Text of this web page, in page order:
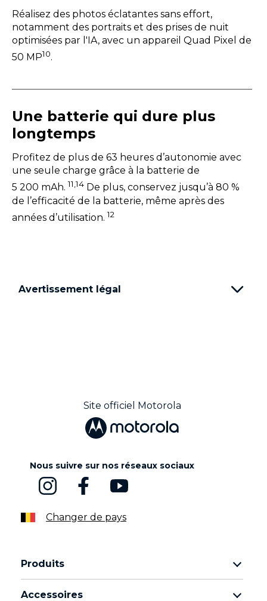
Réalisez des photos éclatantes sans effort,
notamment des portraits et des prises de nuit
optimisées par l'IA, avec un appareil Quad Pixel de
50 MP10.
Une batterie qui dure plus
longtemps
Profitez de plus de 63 heures d’autonomie avec
une seule charge grâce à la batterie de
5 200 mAh. 11,14 De plus, conservez jusqu’à 80 %
de l’efficacité de la batterie, même après des
années d’utilisation. 12
Avertissement légal
Site officiel Motorola
Nous suivre sur nos réseaux sociaux
Changer de pays
Produits
Accessoires